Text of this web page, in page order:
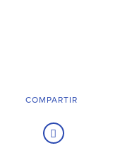
COMPARTIR